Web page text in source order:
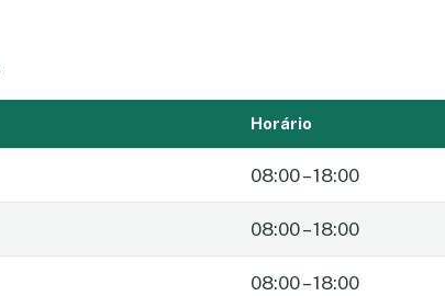
Horário
08:00 – 18:00
08:00 – 18:00
08:00 – 18:00